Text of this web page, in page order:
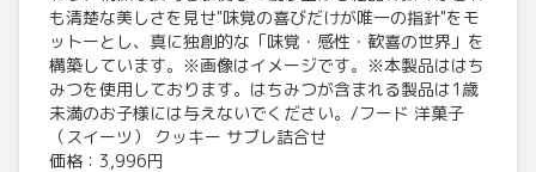
も清楚な美しさを見せ"味覚の喜びだけが唯一の指針"をモ
ットーとし、真に独創的な「味覚・感性・歓喜の世界」を
構築しています。※画像はイメージです。※本製品ははち
みつを使用しております。はちみつが含まれる製品は1歳
未満のお子様には与えないでください。/フード 洋菓子
（スイーツ） クッキー サブレ詰合せ
価格：3,996円